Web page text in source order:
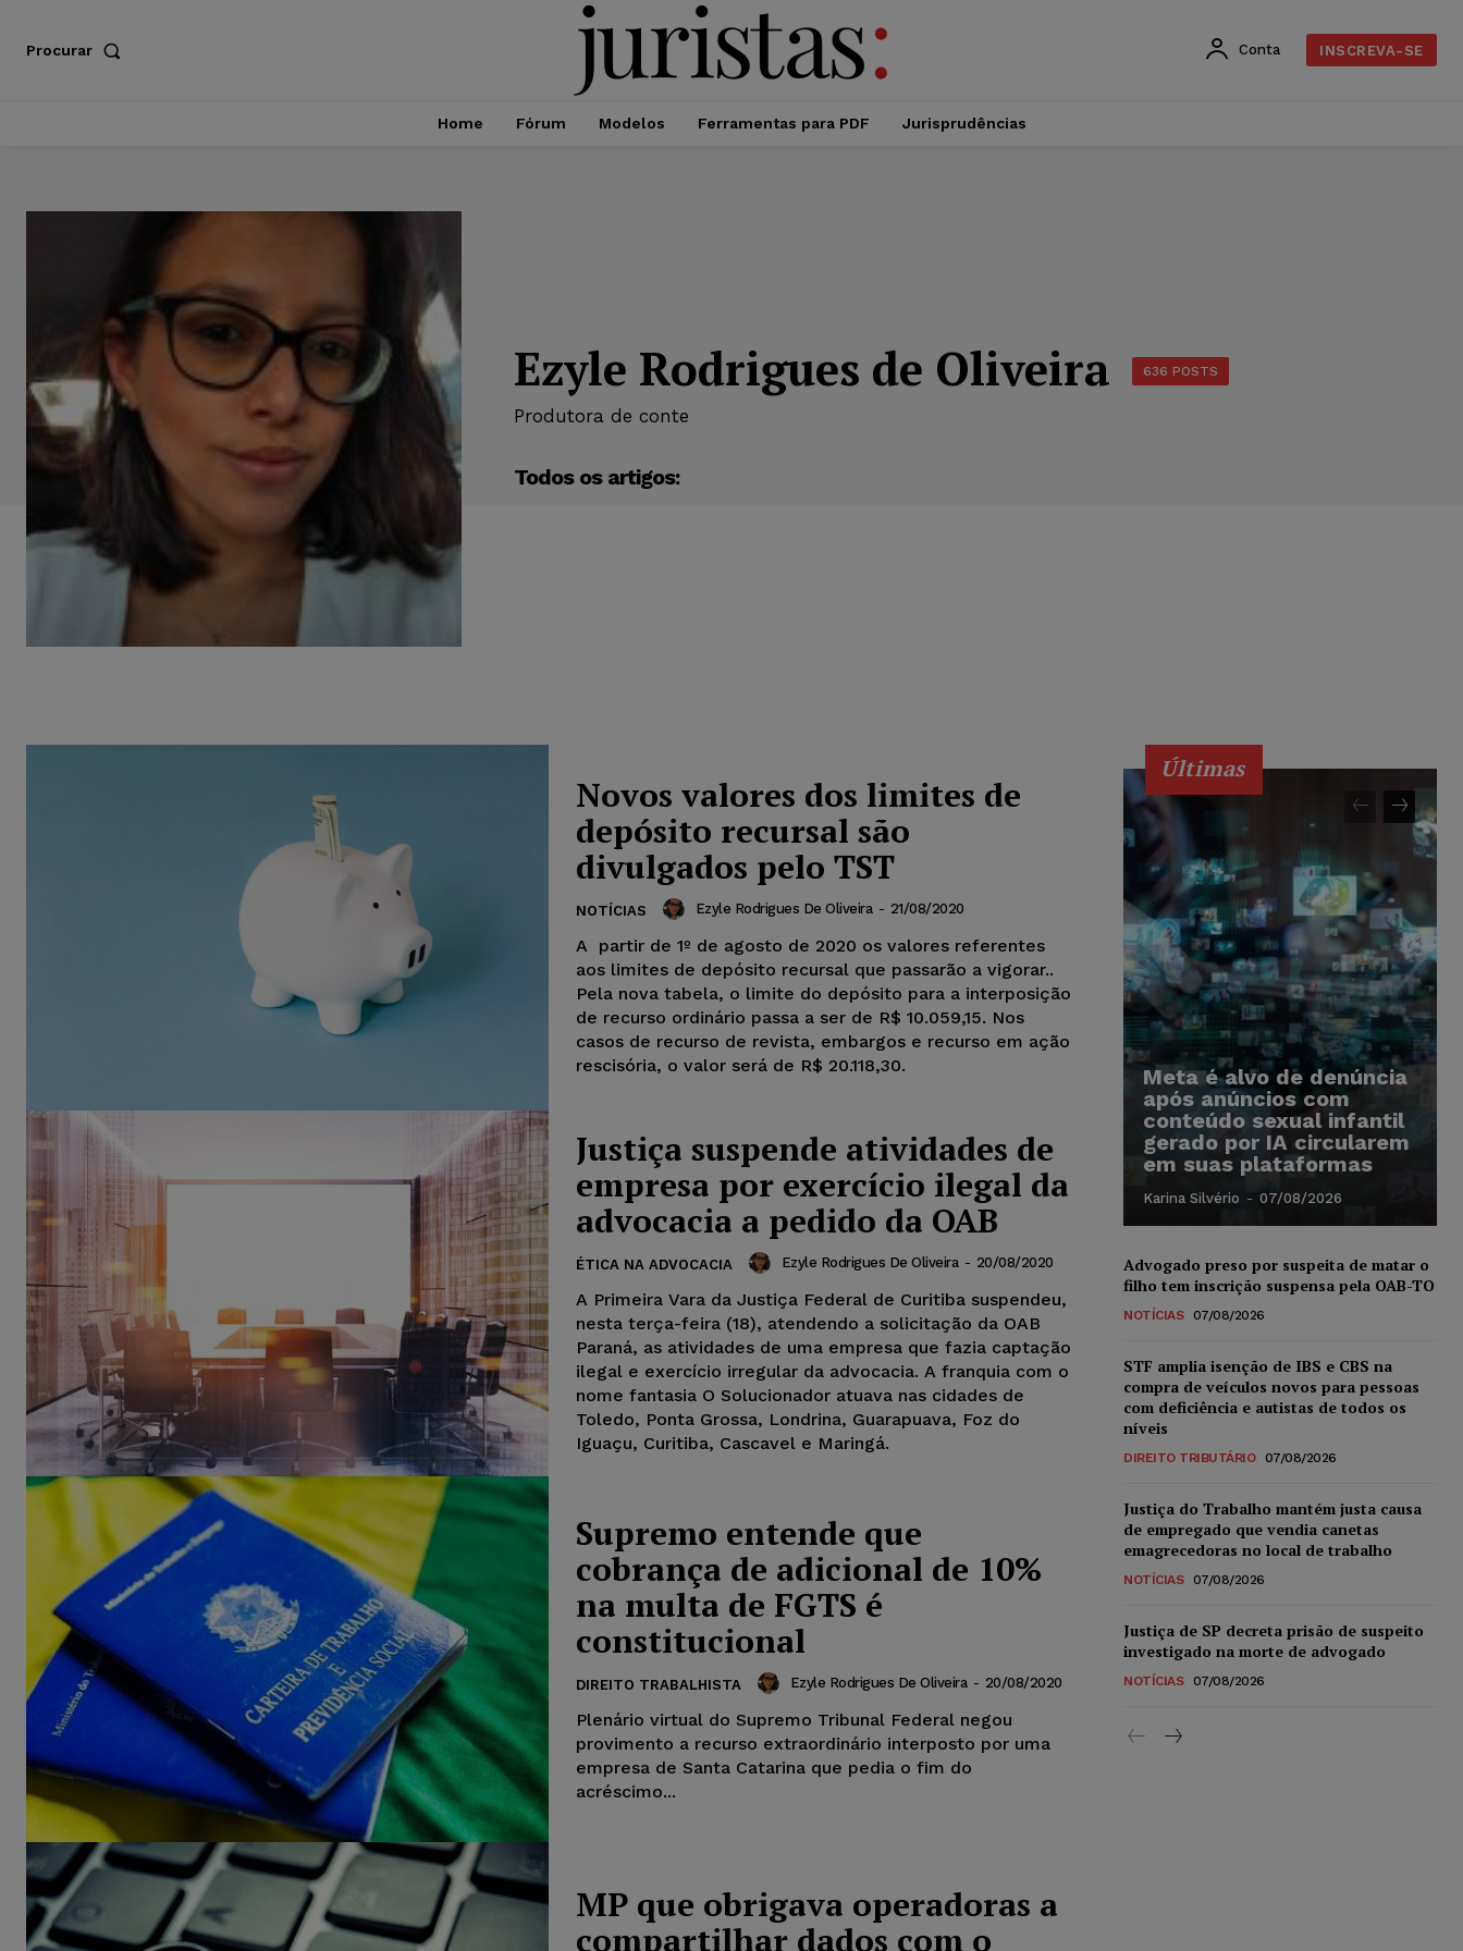
Procurar Conta INSCREVA-SE
Home Fórum Modelos Ferramentas para PDF Jurisprudências
Ezyle Rodrigues de Oliveira 636 POSTS
Produtora de conte
Todos os artigos:
Novos valores dos limites de
depósito recursal são
divulgados pelo TST
NOTÍCIAS Ezyle Rodrigues De Oliveira - 21/08/2020
A partir de 1º de agosto de 2020 os valores referentes
aos limites de depósito recursal que passarão a vigorar..
Pela nova tabela, o limite do depósito para a interposição
de recurso ordinário passa a ser de R$ 10.059,15. Nos
casos de recurso de revista, embargos e recurso em ação
rescisória, o valor será de R$ 20.118,30.
Justiça suspende atividades de
empresa por exercício ilegal da
advocacia a pedido da OAB
ÉTICA NA ADVOCACIA Ezyle Rodrigues De Oliveira - 20/08/2020
A Primeira Vara da Justiça Federal de Curitiba suspendeu,
nesta terça-feira (18), atendendo a solicitação da OAB
Paraná, as atividades de uma empresa que fazia captação
ilegal e exercício irregular da advocacia. A franquia com o
nome fantasia O Solucionador atuava nas cidades de
Toledo, Ponta Grossa, Londrina, Guarapuava, Foz do
Iguaçu, Curitiba, Cascavel e Maringá.
Supremo entende que
cobrança de adicional de 10%
na multa de FGTS é
constitucional
DIREITO TRABALHISTA Ezyle Rodrigues De Oliveira - 20/08/2020
Plenário virtual do Supremo Tribunal Federal negou
provimento a recurso extraordinário interposto por uma
empresa de Santa Catarina que pedia o fim do
acréscimo...
MP que obrigava operadoras a
compartilhar dados com o
Últimas
Meta é alvo de denúncia
após anúncios com
conteúdo sexual infantil
gerado por IA circularem
em suas plataformas
Karina Silvério - 07/08/2026
Advogado preso por suspeita de matar o
filho tem inscrição suspensa pela OAB-TO
NOTÍCIAS 07/08/2026
STF amplia isenção de IBS e CBS na
compra de veículos novos para pessoas
com deficiência e autistas de todos os
níveis
DIREITO TRIBUTÁRIO 07/08/2026
Justiça do Trabalho mantém justa causa
de empregado que vendia canetas
emagrecedoras no local de trabalho
NOTÍCIAS 07/08/2026
Justiça de SP decreta prisão de suspeito
investigado na morte de advogado
NOTÍCIAS 07/08/2026